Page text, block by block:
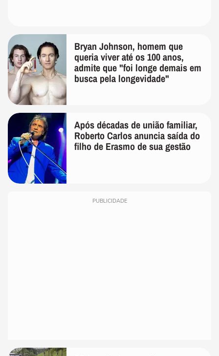
Bryan Johnson, homem que
queria viver até os 100 anos,
admite que "foi longe demais em
busca pela longevidade"
Após décadas de união familiar,
Roberto Carlos anuncia saída do
filho de Erasmo de sua gestão
PUBLICIDADE